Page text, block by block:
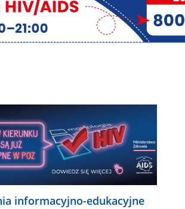
informacyjno-edukacyjne